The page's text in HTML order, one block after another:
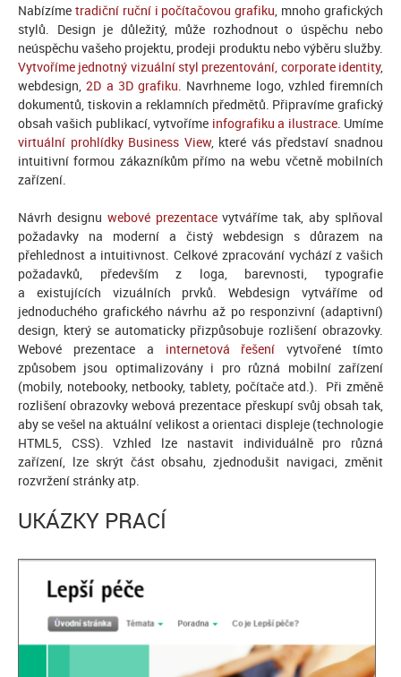
Nabízíme tradiční ruční i počítačovou grafiku , mnoho grafických
stylů. Design je důležitý, může rozhodnout o úspěchu nebo
neúspěchu vašeho projektu, prodeji produktu nebo výběru služby.
Vytvoříme jednotný vizuální styl prezentování, corporate identity,
webdesign,2D a 3D grafiku . Navrhneme logo, vzhled firemních
dokumentů, tiskovin a reklamních předmětů. Připravíme grafický
obsah vašich publikací, vytvoříme infografiku a ilustrace. Umíme
virtuální prohlídky Business View, které vás představí snadnou
intuitivní formou zákazníkům přímo na webu včetně mobilních
zařízení.
Návrh designu webové prezentacevytváříme tak, aby splňoval
požadavky na moderní a čistý webdesign s důrazem na
přehlednost a intuitivnost. Celkové zpracování vychází z vašich
požadavků, především z loga, barevnosti, typografie
a existujících vizuálních prvků. Webdesign vytváříme od
jednoduchého grafického návrhu až po responzivní (adaptivní)
design, který se automaticky přizpůsobuje rozlišení obrazovky.
Webové prezentace a internetová řešení vytvořené tímto
způsobem jsou optimalizovány i pro různá mobilní zařízení
(mobily, notebooky, netbooky, tablety, počítače atd.). Při změně
rozlišení obrazovky webová prezentace přeskupí svůj obsah tak,
aby se vešel na aktuální velikost a orientaci displeje (technologie
HTML5, CSS). Vzhled lze nastavit individuálně pro různá
zařízení, lze skrýt část obsahu, zjednodušit navigaci, změnit
rozvržení stránky atp.
UKÁZKY PRACÍ